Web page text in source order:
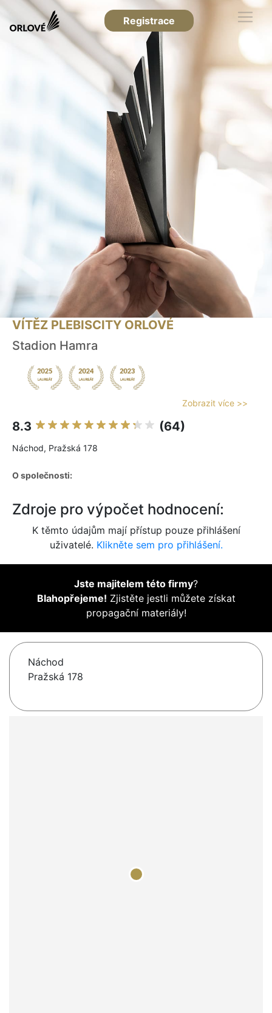
Registrace
VÍTĚZ PLEBISCITY ORLOVÉ
Stadion Hamra
Zobrazit více >>
8.3 (64)
Náchod, Pražská 178
O společnosti:
Zdroje pro výpočet hodnocení:
K těmto údajům mají přístup pouze přihlášení
uživatelé. Klikněte sem pro přihlášení.
Jste majitelem této firmy?
Blahopřejeme! Zjistěte jestli můžete získat
propagační materiály!
Náchod
Pražská 178